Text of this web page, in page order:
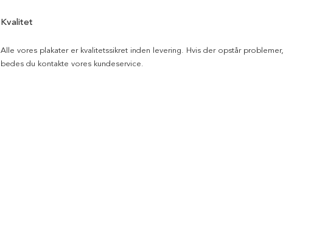
Kvalitet
Alle vores plakater er kvalitetssikret inden levering. Hvis der opstår problemer,
bedes du kontakte vores kundeservice.